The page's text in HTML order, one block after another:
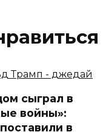
сыграл в
войны»:
в